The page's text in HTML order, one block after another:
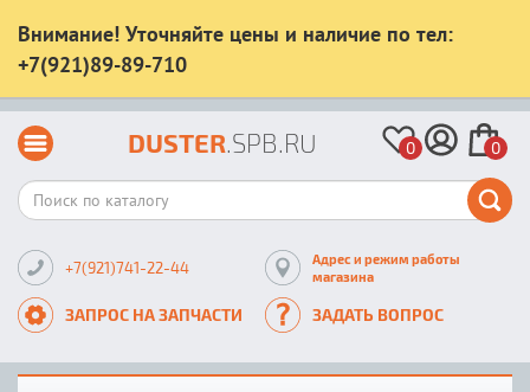
Внимание! Уточняйте цены и наличие по тел:
+7(921)89-89-710
DUSTER.SPB.RU 0 0
+7(921)741-22-44
Адрес и режим работы
магазина
ЗАПРОС НА ЗАПЧАСТИ ЗАДАТЬ ВОПРОС